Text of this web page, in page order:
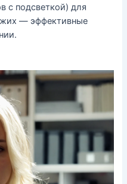
с подсветкой) для
— эффективные